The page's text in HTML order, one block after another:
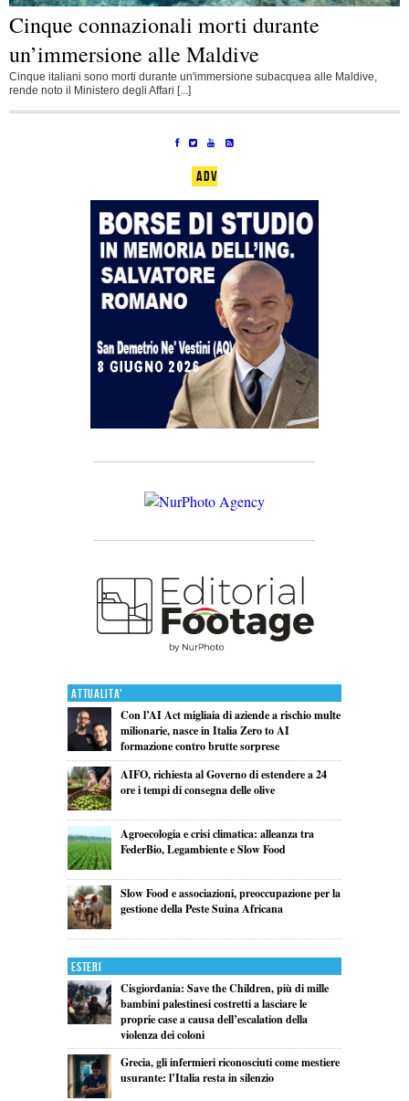
Cinque connazionali morti durante
un’immersione alle Maldive
Cinque italiani sono morti durante un'immersione subacquea alle Maldive,
rende noto il Ministero degli Affari [...]
ADV
Attualita'
Con l’AI Act migliaia di aziende a rischio multe
milionarie, nasce in Italia Zero to AI
formazione contro brutte sorprese
AIFO, richiesta al Governo di estendere a 24
ore i tempi di consegna delle olive
Agroecologia e crisi climatica: alleanza tra
FederBio, Legambiente e Slow Food
Slow Food e associazioni, preoccupazione per la
gestione della Peste Suina Africana
Esteri
Cisgiordania: Save the Children, più di mille
bambini palestinesi costretti a lasciare le
proprie case a causa dell’escalation della
violenza dei coloni
Grecia, gli infermieri riconosciuti come mestiere
usurante: l’Italia resta in silenzio